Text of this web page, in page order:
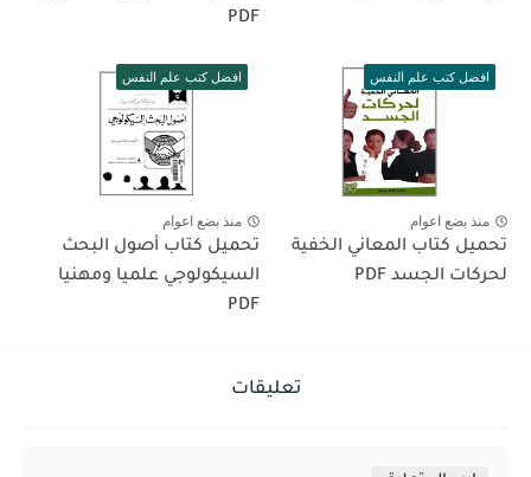
PDF
افضل كتب علم النفس
منذ بضع اعوام
تحميل كتاب المعاني الخفية
لحركات الجسد PDF
افضل كتب علم النفس
منذ بضع اعوام
تحميل كتاب أصول البحث
السيكولوجي علميا ومهنيا
PDF
تعليقات